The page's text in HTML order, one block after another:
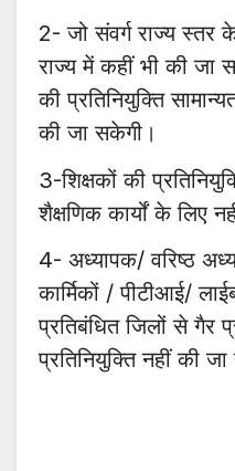
2- जो संवर्ग राज्य स्तर
राज्य में कहीं भी की जा
की प्रतिनियुक्ति
की जा सकेगी।
3-शिक्षकों की
शैक्षणिक कार्यों के लिए
4- अध्यापक/ वरिष्ठ
कार्मिकों / पीटीआई/
प्रतिबंधित जिलों से गैर
प्रतिनियुक्ति नहीं की